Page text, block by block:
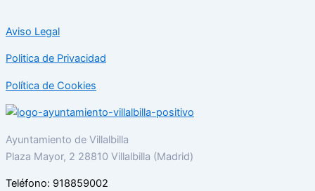
Aviso Legal
Politica de Privacidad
Política de Cookies
Ayuntamiento de Villalbilla
Plaza Mayor, 2 28810 Villalbilla (Madrid)
Teléfono: 918859002